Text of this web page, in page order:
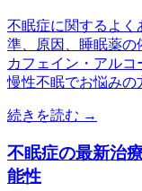
不眠症に関するよく
準、原因、睡眠薬の
カフェイン・アルコ
慢性不眠でお悩みの
続きを読む →
不眠症の最新治
能性